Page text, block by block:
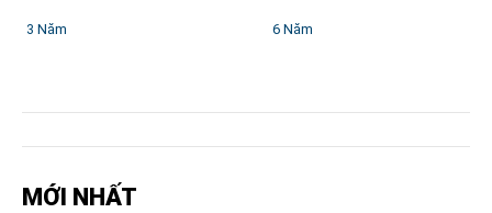
3 Năm 6 Năm
MỚI NHẤT